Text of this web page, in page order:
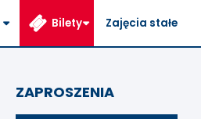
Bilety Zajęcia stałe
ZAPROSZENIA